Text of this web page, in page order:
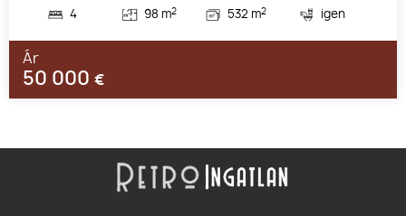
4
98 m2
532 m2
igen
Ár
50 000 €